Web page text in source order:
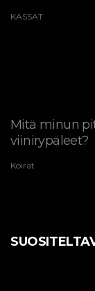
KASSAT
Mitä minun
viinirypäleet?
Koirat